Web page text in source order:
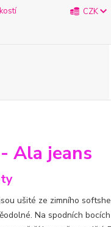
CZK
Ala jeans
ušité ze zimního
Na spodních